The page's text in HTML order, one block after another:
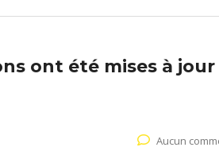
ont été mises à jour
Aucun